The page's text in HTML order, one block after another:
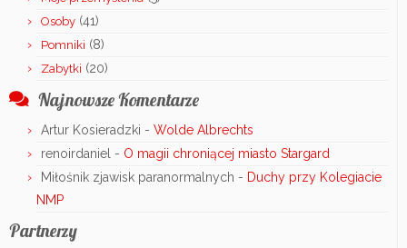
Osoby (41)
Pomniki (8)
Zabytki (20)
Najnowsze Komentarze
Artur Kosieradzki - Wolde Albrechts
renoirdaniel - O magii chroniącej miasto Stargard
Miłośnik zjawisk paranormalnych - Duchy przy Kolegiacie
NMP
Partnerzy